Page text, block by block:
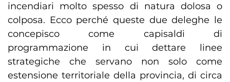
incendiari molto spesso di natura dolosa o
colposa. Ecco perché queste due deleghe le
concepisco come capisaldi di
programmazione in cui dettare linee
strategiche che servano non solo come
estensione territoriale della provincia, di circa